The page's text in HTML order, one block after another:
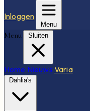
Inloggen
Menu
Menu Sluiten
Home Nieuws Varia
Dahlia's